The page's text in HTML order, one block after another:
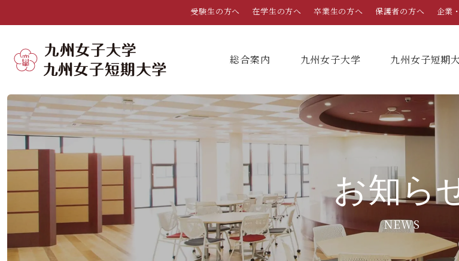
受験生の方へ 在学生の方へ 卒業生の方へ 保護者の方へ 企業
総合案内
学長メッセージ
教育理念・学則
沿革
学部・学科
九州女子大学
家政学部
生活デザイン学科
栄養学科［管理栄養士課程］
学部・学科
九州女子短期大学
子ども健康学科
幼稚園教諭養成課程
養護教諭養成課程
学生生活
キャンパスカレンダー
奨学金
学友会（サークル紹介）
就職情報
就職活動年間スケジュール
就職・キャリア支援
免許・資格一覧
入試情報
入学試験要項・提出書類
出願方法
入学定員・選抜区分別募集定員
総合案内 九州女子大学 九州女子短期
お知ら
NEWS